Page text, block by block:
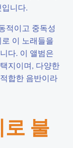
니다.
적이고 중독성
이 노래들을
다. 이 앨범은
지이며, 다양한
합한 음반이라
불